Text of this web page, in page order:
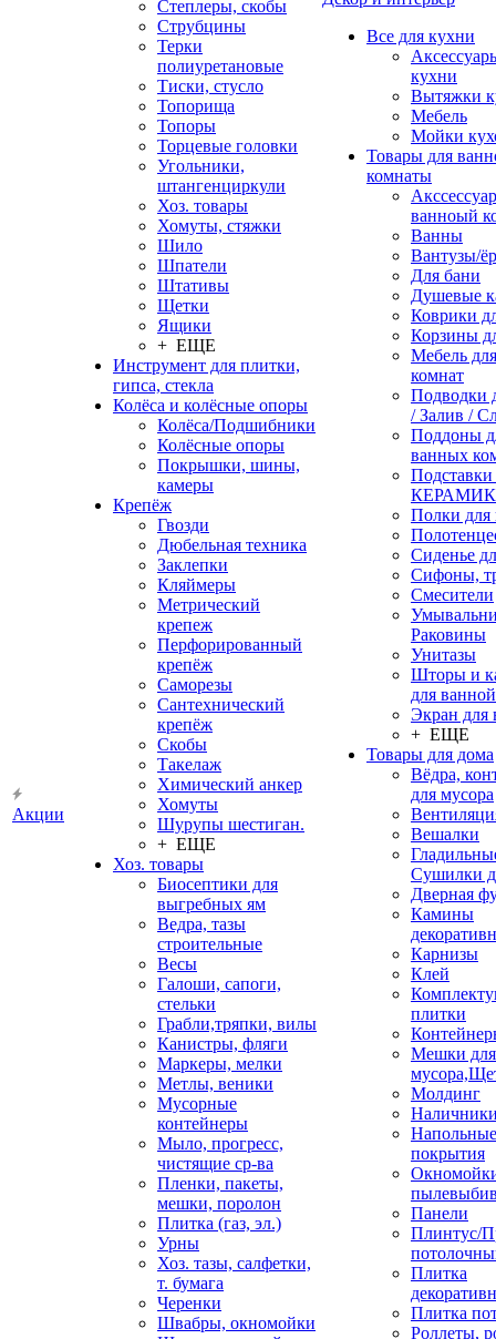
Акции
Степлеры, скобы
Струбцины
Терки
полиуретановые
Тиски, стусло
Топорища
Топоры
Торцевые головки
Угольники,
штангенциркули
Хоз. товары
Хомуты, стяжки
Шило
Шпатели
Штативы
Щетки
Ящики
+ ЕЩЕ
Инструмент для плитки,
гипса, стекла
Колёса и колёсные опоры
Колёса/Подшибники
Колёсные опоры
Покрышки, шины,
камеры
Крепёж
Гвозди
Дюбельная техника
Заклепки
Кляймеры
Метрический
крепеж
Перфорированный
крепёж
Саморезы
Сантехнический
крепёж
Скобы
Такелаж
Химический анкер
Хомуты
Шурупы шестиган.
+ ЕЩЕ
Хоз. товары
Биосептики для
выгребных ям
Ведра, тазы
строительные
Весы
Галоши, сапоги,
стельки
Грабли,тряпки, вилы
Канистры, фляги
Маркеры, мелки
Метлы, веники
Мусорные
контейнеры
Мыло, прогресс,
чистящие ср-ва
Пленки, пакеты,
мешки, поролон
Плитка (газ, эл.)
Урны
Хоз. тазы, салфетки,
т. бумага
Черенки
Швабры, окномойки
Все для кухни
кухни
Вытяжки
Мебель
Мойки
Товары для
комнаты
ванноый
Ванны
Вантузы/
Для бани
Душевые
Коврики
Корзины
Мебель
комнат
Подводки
/ Залив /
Поддоны
ванных
Полки для
Сиденье
Сифоны,
Смесители
Раковины
Унитазы
Шторы и
для ванной
Экран для
+ ЕЩЕ
Товары для дома
Вёдра,
для мусора
Вешалки
Сушилки
Дверная
Камины
Карнизы
Клей
плитки
Мешки для
Молдинг
Напольные
покрытия
Панели
Плинтус/
Плитка
Плитка
Роллеты,